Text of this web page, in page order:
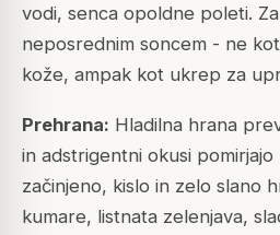
vodi, senca opoldne poleti.
neposrednim soncem - ne
kože, ampak kot ukrep za
Prehrana: Hladilna hrana
in adstrigentni okusi pomirjajo
začinjeno, kislo in zelo slano
kumare, listnata zelenjava,